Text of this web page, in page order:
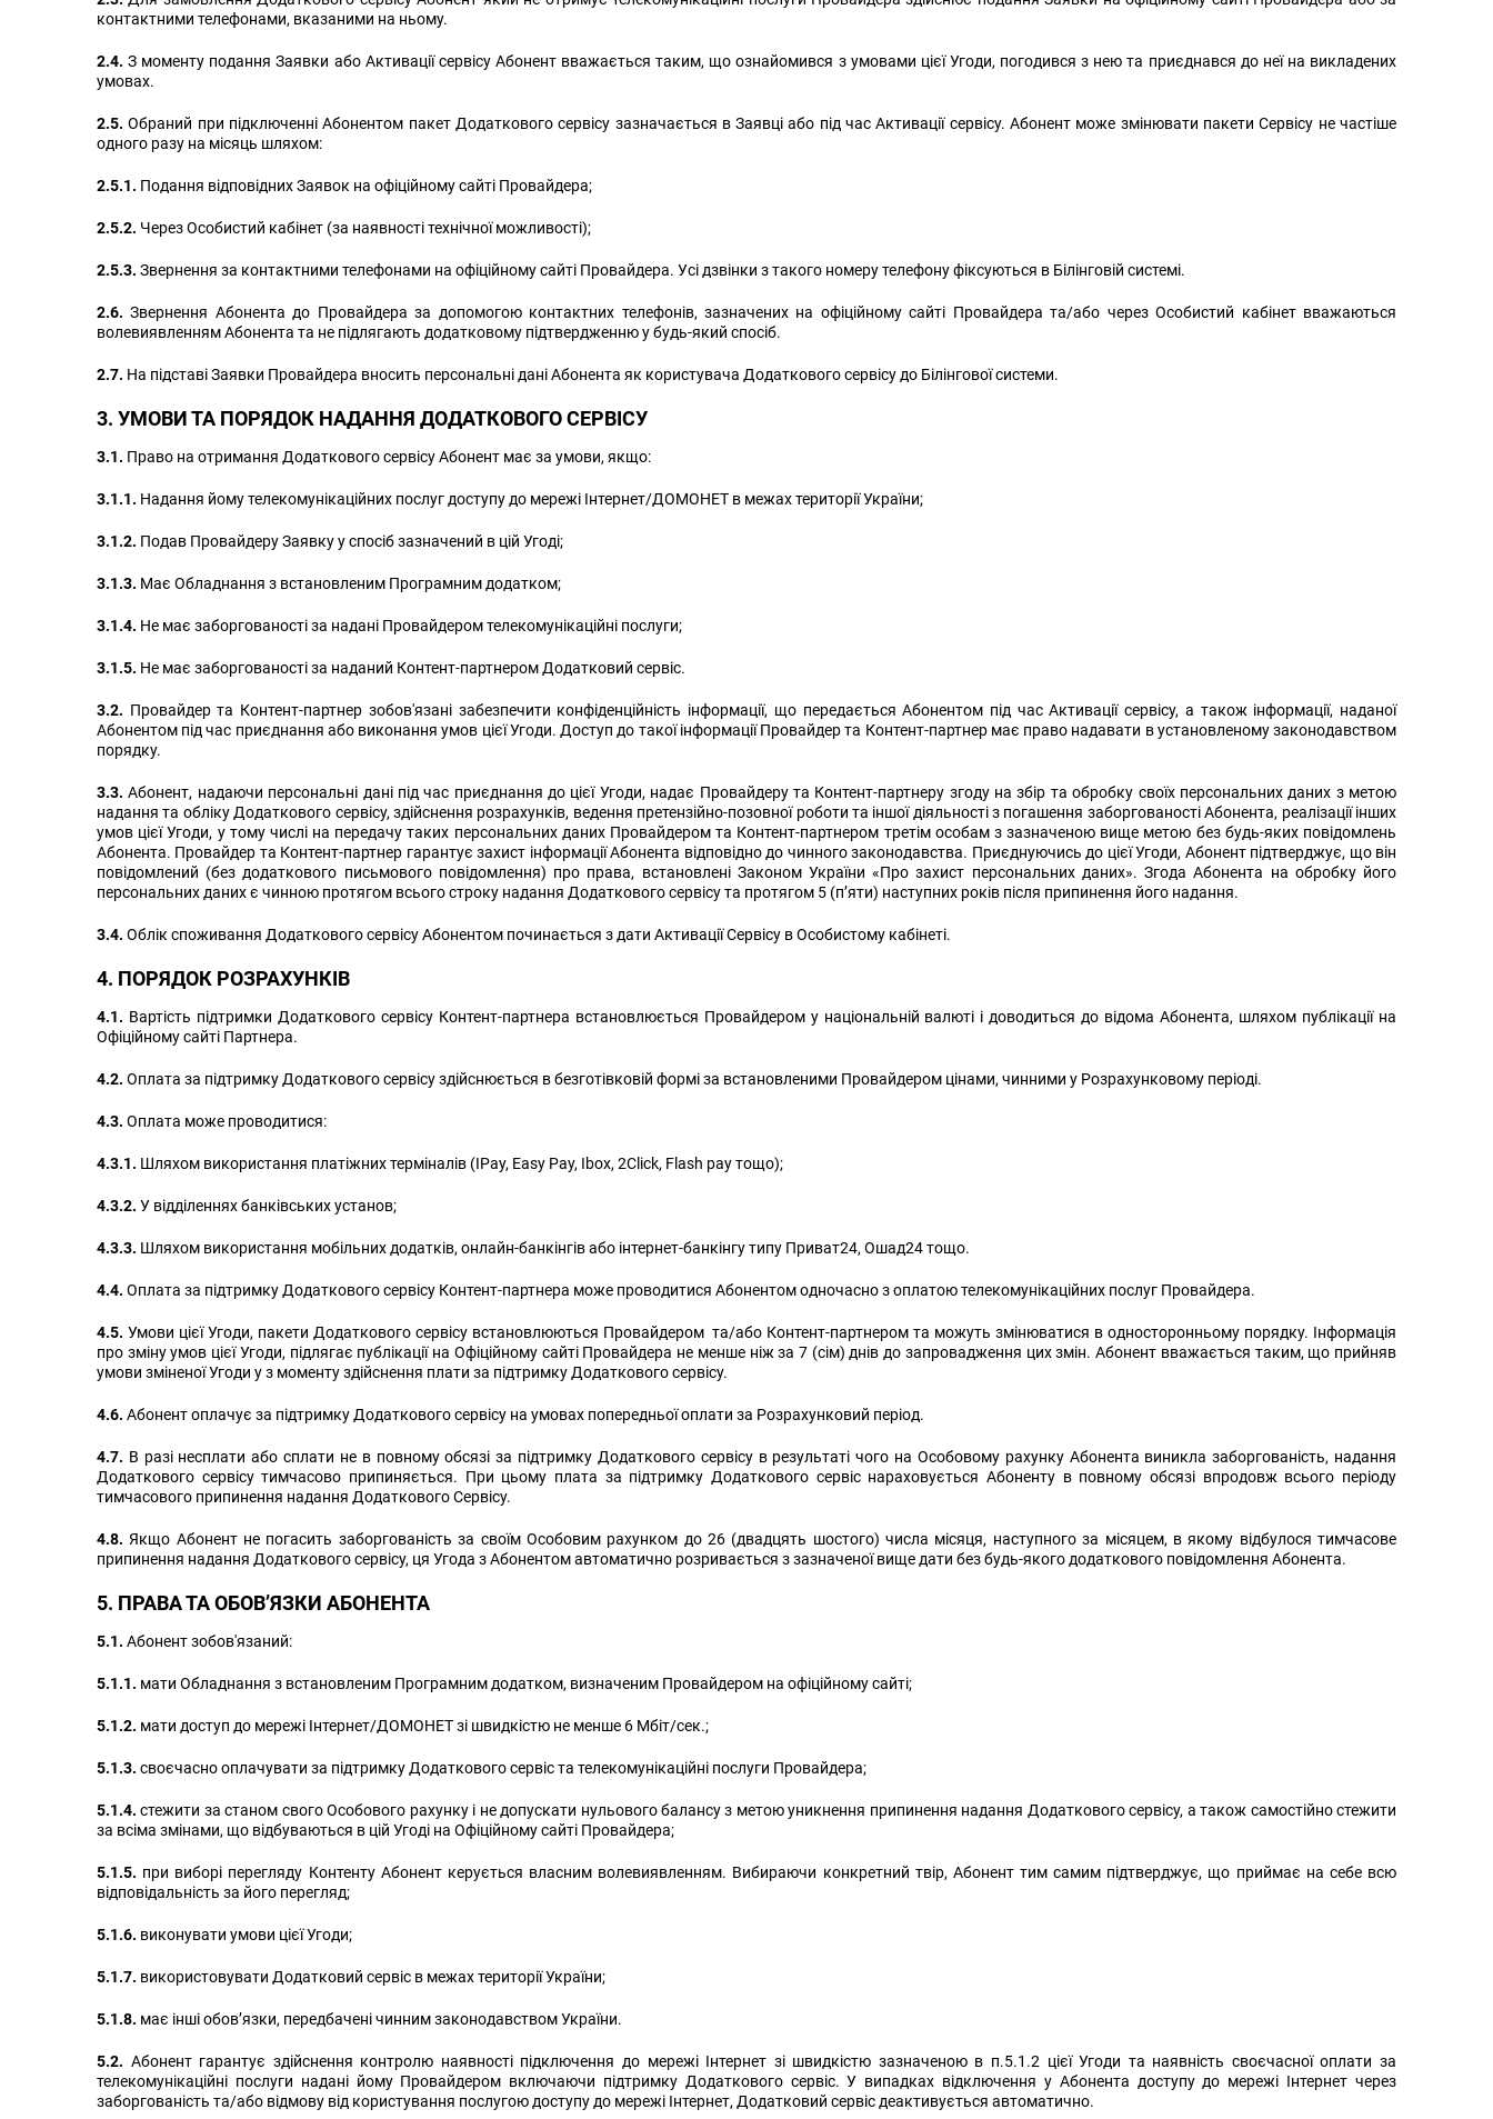
контактними телефонами, вказаними на ньому.
2.4. З моменту подання Заявки або Активації сервісу Абонент вважається таким, що ознайомився з умовами цієї Угоди, погодився з нею та приєднався до неї на викладених
умовах.
2.5. Обраний при підключенні Абонентом пакет Додаткового сервісу зазначається в Заявці або під час Активації сервісу. Абонент може змінювати пакети Сервісу не частіше
одного разу на місяць шляхом:
2.5.1. Подання відповідних Заявок на офіційному сайті Провайдера;
2.5.2. Через Особистий кабінет (за наявності технічної можливості);
2.5.3. Звернення за контактними телефонами на офіційному сайті Провайдера. Усі дзвінки з такого номеру телефону фіксуються в Білінговій системі.
2.6. Звернення Абонента до Провайдера за допомогою контактних телефонів, зазначених на офіційному сайті Провайдера та/або через Особистий кабінет вважаються
волевиявленням Абонента та не підлягають додатковому підтвердженню у будь-який спосіб.
2.7. На підставі Заявки Провайдера вносить персональні дані Абонента як користувача Додаткового сервісу до Білінгової системи.
3. УМОВИ ТА ПОРЯДОК НАДАННЯ ДОДАТКОВОГО СЕРВІСУ
3.1. Право на отримання Додаткового сервісу Абонент має за умови, якщо:
3.1.1. Надання йому телекомунікаційних послуг доступу до мережі Інтернет/ДОМОНЕТ в межах території України;
3.1.2. Подав Провайдеру Заявку у спосіб зазначений в цій Угоді;
3.1.3. Має Обладнання з встановленим Програмним додатком;
3.1.4. Не має заборгованості за надані Провайдером телекомунікаційні послуги;
3.1.5. Не має заборгованості за наданий Контент-партнером Додатковий сервіс.
3.2. Провайдер та Контент-партнер зобов'язані забезпечити конфіденційність інформації, що передається Абонентом під час Активації сервісу, а також інформації, наданої
Абонентом під час приєднання або виконання умов цієї Угоди. Доступ до такої інформації Провайдер та Контент-партнер має право надавати в установленому законодавством
порядку.
3.3. Абонент, надаючи персональні дані під час приєднання до цієї Угоди, надає Провайдеру та Контент-партнеру згоду на збір та обробку своїх персональних даних з метою
надання та обліку Додаткового сервісу, здійснення розрахунків, ведення претензійно-позовної роботи та іншої діяльності з погашення заборгованості Абонента, реалізації інших
умов цієї Угоди, у тому числі на передачу таких персональних даних Провайдером та Контент-партнером третім особам з зазначеною вище метою без будь-яких повідомлень
Абонента. Провайдер та Контент-партнер гарантує захист інформації Абонента відповідно до чинного законодавства. Приєднуючись до цієї Угоди, Абонент підтверджує, що він
повідомлений (без додаткового письмового повідомлення) про права, встановлені Законом України «Про захист персональних даних». Згода Абонента на обробку його
персональних даних є чинною протягом всього строку надання Додаткового сервісу та протягом 5 (п’яти) наступних років після припинення його надання.
3.4. Облік споживання Додаткового сервісу Абонентом починається з дати Активації Сервісу в Особистому кабінеті.
4. ПОРЯДОК РОЗРАХУНКІВ
4.1. Вартість підтримки Додаткового сервісу Контент-партнера встановлюється Провайдером у національній валюті і доводиться до відома Абонента, шляхом публікації на
Офіційному сайті Партнера.
4.2. Оплата за підтримку Додаткового сервісу здійснюється в безготівковій формі за встановленими Провайдером цінами, чинними у Розрахунковому періоді.
4.3. Оплата може проводитися:
4.3.1. Шляхом використання платіжних терміналів (IPay, Easy Pay, Ibox, 2Click, Flash pay тощо);
4.3.2. У відділеннях банківських установ;
4.3.3. Шляхом використання мобільних додатків, онлайн-банкінгів або інтернет-банкінгу типу Приват24, Ошад24 тощо.
4.4. Оплата за підтримку Додаткового сервісу Контент-партнера може проводитися Абонентом одночасно з оплатою телекомунікаційних послуг Провайдера.
4.5. Умови цієї Угоди, пакети Додаткового сервісу встановлюються Провайдером та/або Контент-партнером та можуть змінюватися в односторонньому порядку. Інформація
про зміну умов цієї Угоди, підлягає публікації на Офіційному сайті Провайдера не менше ніж за 7 (сім) днів до запровадження цих змін. Абонент вважається таким, що прийняв
умови зміненої Угоди у з моменту здійснення плати за підтримку Додаткового сервісу.
4.6. Абонент оплачує за підтримку Додаткового сервісу на умовах попередньої оплати за Розрахунковий період.
4.7. В разі несплати або сплати не в повному обсязі за підтримку Додаткового сервісу в результаті чого на Особовому рахунку Абонента виникла заборгованість, надання
Додаткового сервісу тимчасово припиняється. При цьому плата за підтримку Додаткового сервіс нараховується Абоненту в повному обсязі впродовж всього періоду
тимчасового припинення надання Додаткового Сервісу.
4.8. Якщо Абонент не погасить заборгованість за своїм Особовим рахунком до 26 (двадцять шостого) числа місяця, наступного за місяцем, в якому відбулося тимчасове
припинення надання Додаткового сервісу, ця Угода з Абонентом автоматично розривається з зазначеної вище дати без будь-якого додаткового повідомлення Абонента.
5. ПРАВА ТА ОБОВ’ЯЗКИ АБОНЕНТА
5.1. Абонент зобов'язаний:
5.1.1. мати Обладнання з встановленим Програмним додатком, визначеним Провайдером на офіційному сайті;
5.1.2. мати доступ до мережі Інтернет/ДОМОНЕТ зі швидкістю не менше 6 Мбіт/сек.;
5.1.3. своєчасно оплачувати за підтримку Додаткового сервіс та телекомунікаційні послуги Провайдера;
5.1.4. стежити за станом свого Особового рахунку і не допускати нульового балансу з метою уникнення припинення надання Додаткового сервісу, а також самостійно стежити
за всіма змінами, що відбуваються в цій Угоді на Офіційному сайті Провайдера;
5.1.5. при виборі перегляду Контенту Абонент керується власним волевиявленням. Вибираючи конкретний твір, Абонент тим самим підтверджує, що приймає на себе всю
відповідальність за його перегляд;
5.1.6. виконувати умови цієї Угоди;
5.1.7. використовувати Додатковий сервіс в межах території України;
5.1.8. має інші обов’язки, передбачені чинним законодавством України.
5.2. Абонент гарантує здійснення контролю наявності підключення до мережі Інтернет зі швидкістю зазначеною в п.5.1.2 цієї Угоди та наявність своєчасної оплати за
телекомунікаційні послуги надані йому Провайдером включаючи підтримку Додаткового сервіс. У випадках відключення у Абонента доступу до мережі Інтернет через
заборгованість та/або відмову від користування послугою доступу до мережі Інтернет, Додатковий сервіс деактивується автоматично.